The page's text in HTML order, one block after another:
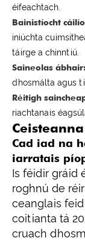
éifeachtach.
Bainistíocht
iniúchta
táirge a chinntiú.
Saineolas ábhair:
dhosmálta agus
Réitigh
riachtanais
Cad iad na
iarratais
Is féidir gráid
roghnú de
ceanglais
coitianta tá
cruach